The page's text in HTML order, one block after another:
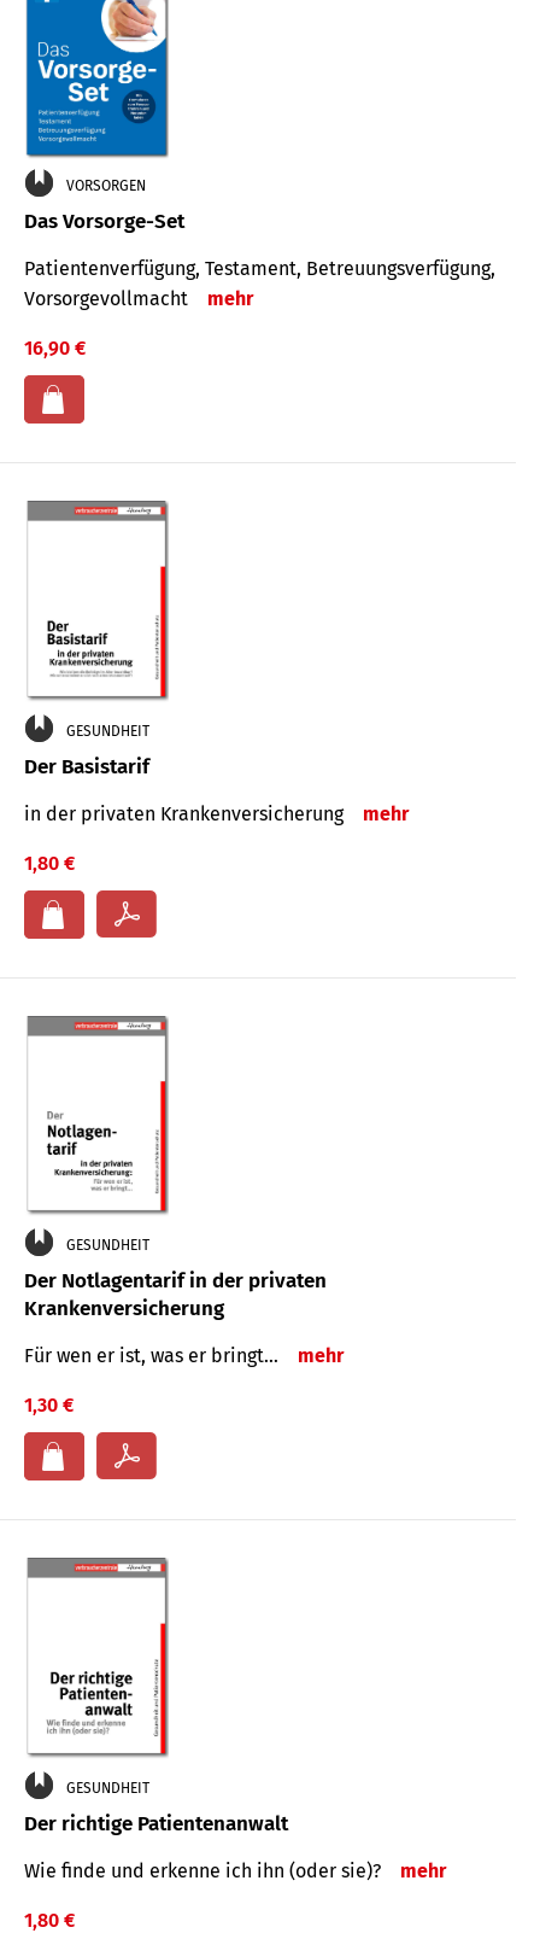
VORSORGEN
Das Vorsorge-Set
Patienten­ver­fügung, Testa­ment, Be­treuungs­verfü­gung,
Vor­sorge­voll­macht
mehr
16,90 €
GESUNDHEIT
Der Basistarif
in der privaten Kran­ken­ver­siche­rung mehr
1,80 €
GESUNDHEIT
Der Notlagentarif in der privaten
Krankenversicherung
Für wen er ist, was er bringt… mehr
1,30 €
GESUNDHEIT
Der richtige Patientenanwalt
Wie finde und erkenne ich ihn (oder sie)? mehr
1,80 €